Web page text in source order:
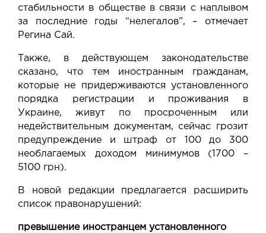
стабильности в обществе в связи с наплывом
за последние годы “нелегалов”, – отмечает
Регина Сай.
Также, в действующем законодательстве
сказано, что тем иностранным гражданам,
которые не придерживаются установленного
порядка регистрации и проживания в
Украине, живут по просроченным или
недействительным документам, сейчас грозит
предупреждение и штраф от 100 до 300
необлагаемых доходом минимумов (1700 –
5100 грн).
В новой редакции предлагается расширить
список правонарушений:
превышение иностранцем установленного